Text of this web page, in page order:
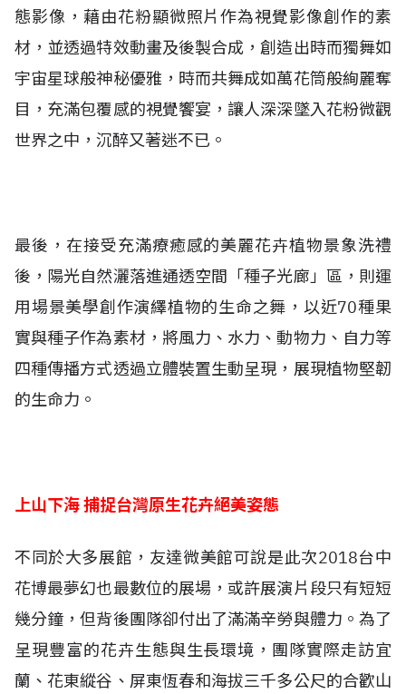
態影像，藉由花粉顯微照片作為視覺影像創作的素
材，並透過特效動畫及後製合成，創造出時而獨舞如
宇宙星球般神秘優雅，時而共舞成如萬花筒般絢麗奪
目，充滿包覆感的視覺饗宴，讓人深深墜入花粉微觀
世界之中，沉醉又著迷不已。
最後，在接受充滿療癒感的美麗花卉植物景象洗禮
後，陽光自然灑落進通透空間「種子光廊」區，則運
用場景美學創作演繹植物的生命之舞，以近70種果
實與種子作為素材，將風力、水力、動物力、自力等
四種傳播方式透過立體裝置生動呈現，展現植物堅韌
的生命力。
上山下海 捕捉台灣原生花卉絕美姿態
不同於大多展館，友達微美館可說是此次2018台中
花博最夢幻也最數位的展場，或許展演片段只有短短
幾分鐘，但背後團隊卻付出了滿滿辛勞與體力。為了
呈現豐富的花卉生態與生長環境，團隊實際走訪宜
蘭、花東縱谷、屏東恆春和海拔三千多公尺的合歡山